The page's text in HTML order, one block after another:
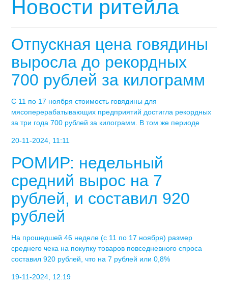
Новости ритейла
Отпускная цена говядины
выросла до рекордных
700 рублей за килограмм
С 11 по 17 ноября стоимость говядины для
мясоперерабатывающих предприятий достигла рекордных
за три года 700 рублей за килограмм. В том же периоде
20-11-2024, 11:11
РОМИР: недельный
средний вырос на 7
рублей, и составил 920
рублей
На прошедшей 46 неделе (с 11 по 17 ноября) размер
среднего чека на покупку товаров повседневного спроса
составил 920 рублей, что на 7 рублей или 0,8%
19-11-2024, 12:19